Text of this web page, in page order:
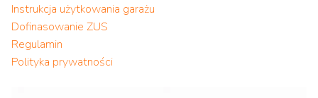
Instrukcja użytkowania garażu
Dofinasowanie ZUS
Regulamin
Polityka prywatności